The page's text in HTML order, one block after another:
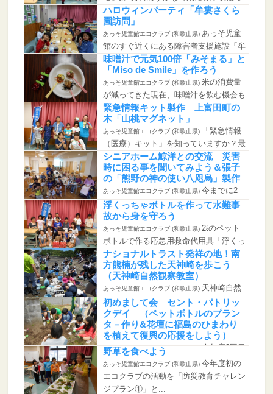
きず、幻の果実と...
ハロウィンパーティ「牟婁さくら
園訪問」
あっそ児童館エコクラブ (和歌山県) あっそ児童
館のすぐ近くにある障害者支援施設「牟
婁さくら園」に...
味噌汁で元気100倍「みそまる」と
「Miso de Smile」を作ろう
あっそ児童館エコクラブ (和歌山県) 米の消費量
が減ってきた現在、味噌汁を飲む機会も
少なくなってき...
緊急情報キット製作 上富田町の
木「山桃マグネット」
あっそ児童館エコクラブ (和歌山県)
「緊急情報
（医療）キット」を知っていますか？最
近は一人暮らし...
シニアホーム鯨洋との交流 災害
時に困る事を聞いてみよう＆張子
の「熊野の神の使い八咫烏」製作
あっそ児童館エコクラブ (和歌山県) 今までに2
度、「シニアホーム鯨洋」の入居者さま
から、張り子で...
浮くっちゃボトルを作って水難事
故から身を守ろう
あっそ児童館エコクラブ (和歌山県) 2ℓのペット
ボトルで作る応急用救命代用具「浮くっ
ちゃボトル」...
ナショナルトラスト発祥の地！南
方熊楠が残した天神崎を歩こう
（天神崎自然観察教室）
あっそ児童館エコクラブ (和歌山県) 天神崎自然
観察教室に参加しました。近畿から多く
の人が集まって...
初めまして会 セント・パトリッ
クデイ （ペットボトルのプラン
タ－作り&花壇に福島のひまわり
を植えて復興の応援をしよう）
あっそ児童館エコクラブ (和歌山県)今年度2回目
の活動ですが、新規参加者にとっては初顔合わせとな...
野草を食べよう
あっそ児童館エコクラブ (和歌山県) 今年度初の
エコクラブの活動を「防災教育チャレン
ジプラン①」と...